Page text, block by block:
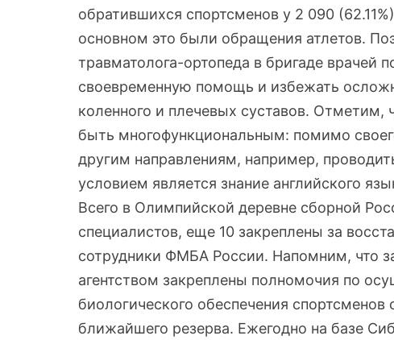
обратившихся спортсменов у 2 090
основном это были обращения атлетов.
травматолога-ортопеда в бригаде врачей
своевременную помощь и избежать
коленного и плечевых суставов. Отметим,
быть многофункциональным: помимо
другим направлениям, например,
условием является знание английского
Всего в Олимпийской деревне сборной
специалистов, еще 10 закреплены за
сотрудники ФМБА России. Напомним, что
агентством закреплены полномочия по
биологического обеспечения
ближайшего резерва. Ежегодно на базе